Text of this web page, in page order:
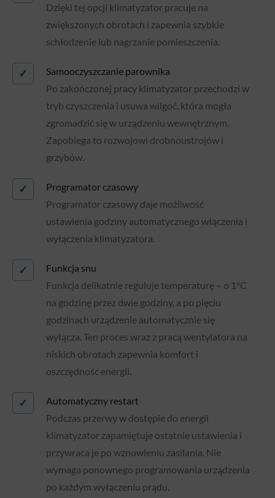
Dzięki tej opcji klimatyzator pracuje na
zwiększonych obrotach i zapewnia szybkie
schłodzenie lub nagrzanie pomieszczenia.
✓
Samooczyszczanie parownika
Po zakończonej pracy klimatyzator przechodzi w
tryb czyszczenia i usuwa wilgoć, która mogła
zgromadzić się w urządzeniu wewnętrznym.
Zapobiega to rozwojowi drobnoustrojów i
grzybów.
✓
Programator czasowy
Programator czasowy daje możliwość
ustawienia godziny automatycznego włączenia i
wyłączenia klimatyzatora.
✓
Funkcja snu
Funkcja delikatnie reguluje temperaturę – o 1°C
na godzinę przez dwie godziny, a po pięciu
godzinach urządzenie automatycznie się
wyłącza. Ten proces wraz z pracą wentylatora na
niskich obrotach zapewnia komfort i
oszczędność energii.
✓
Automatyczny restart
Podczas przerwy w dostępie do energii
klimatyzator zapamiętuje ostatnie ustawienia i
przywraca je po wznowieniu zasilania. Nie
wymaga ponownego programowania urządzenia
po każdym wyłączeniu prądu.